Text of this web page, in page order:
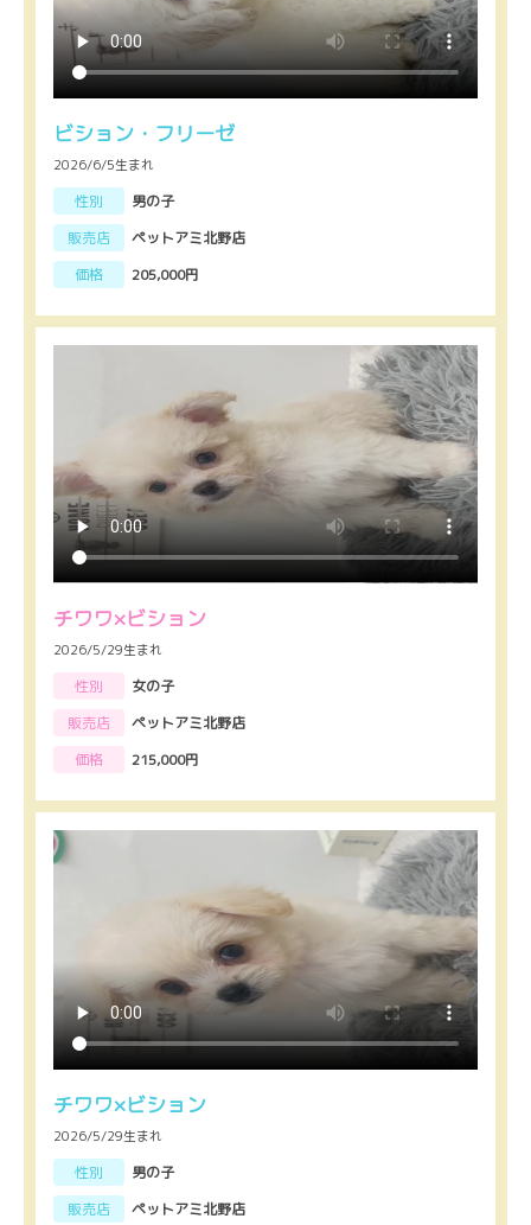
ビション・フリーゼ
2026/6/5生まれ
性別
男の子
販売店
ペットアミ北野店
価格
205,000円
チワワ×ビション
2026/5/29生まれ
性別
女の子
販売店
ペットアミ北野店
価格
215,000円
チワワ×ビション
2026/5/29生まれ
性別
男の子
販売店
ペットアミ北野店